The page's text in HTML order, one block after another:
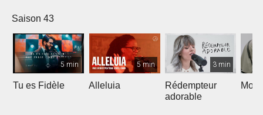
Saison 43
5 min
Tu es Fidèle
5 min
Alleluia
3 min
Rédempteur
adorable
Mon